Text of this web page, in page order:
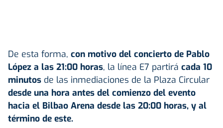
De esta forma, con motivo del concierto de Pablo
López a las 21:00 horas, la línea E7 partirá cada 10
minutos de las inmediaciones de la Plaza Circular
desde una hora antes del comienzo del evento
hacia el Bilbao Arena desde las 20:00 horas, y al
término de este.